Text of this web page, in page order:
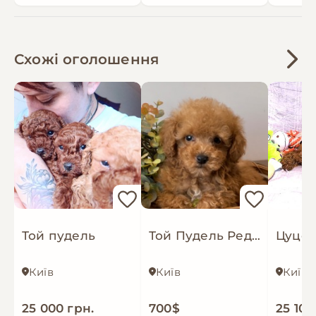
Схожі оголошення
Той пудель
Київ
25 000 грн.
Той Пудель Ред Браун
Київ
700$
Київ
25